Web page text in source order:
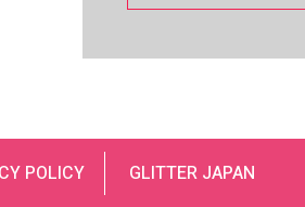
POLICY GLITTER JAPAN